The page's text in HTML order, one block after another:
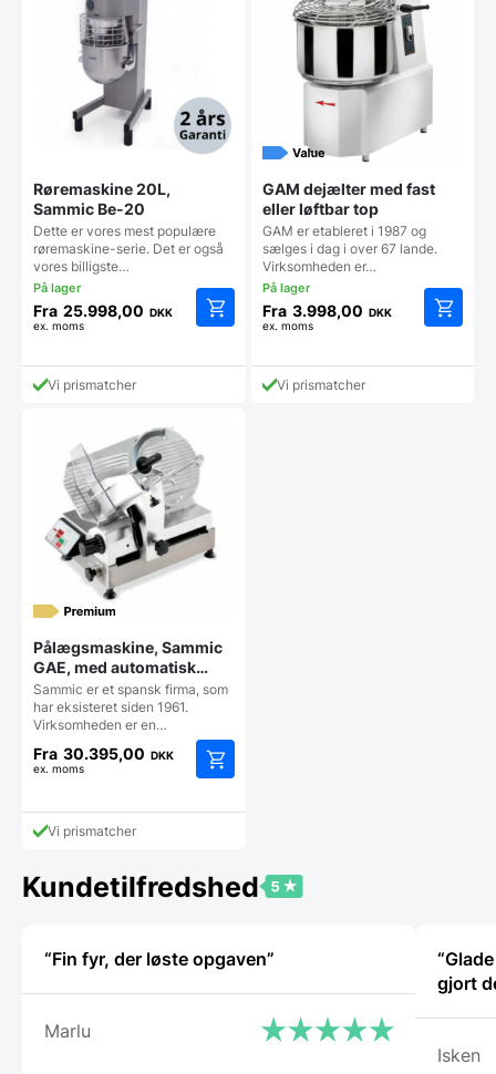
på
Røremaskine 20L,
Sammic Be-20
Dette er vores mest populære
røremaskine-serie. Det er også
vores billigste…
Fra 25.998,00 DKK
ex. moms
kan
vælges
på
varesiden
Vi prismatcher
GAM dejælter med fast
eller løftbar top
GAM er etableret i 1987 og
sælges i dag i over 67 lande.
Virksomheden er…
Fra 3.998,00 DKK
ex. moms
Vi prismatcher
Pålægsmaskine, Sammic
GAE, med automatisk
tæller
Sammic er et spansk firma, som
har eksisteret siden 1961.
Virksomheden er en…
Fra 30.395,00 DKK
ex. moms
vare
Mulighederne
varesiden
Vi prismatcher
Kundetilfredshed
“Fin fyr, der løste opgaven”
Marlu
gjort
Isken